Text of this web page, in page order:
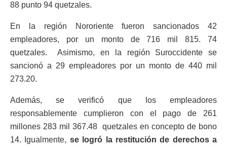
88 punto 94 quetzales.
En la región Nororiente fueron sancionados 42
empleadores, por un monto de 716 mil 815. 74
quetzales. Asimismo, en la región Suroccidente se
sancionó a 29 empleadores por un monto de 440 mil
273.20.
Además, se verificó que los empleadores
responsablemente cumplieron con el pago de 261
millones 283 mil 367.48 quetzales en concepto de bono
14. Igualmente, se logró la restitución de derechos a